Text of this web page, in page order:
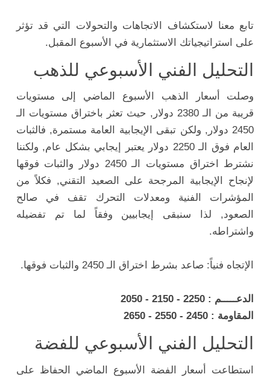
تابع معنا لاستكشاف الاتجاهات والتحولات التي قد تؤثر
على استراتيجياتك الاستثمارية في الأسبوع المقبل.
التحليل الفني الأسبوعي للذهب
وصلت أسعار الذهب الأسبوع الماضي إلى مستويات
قريبة من الـ 2380 دولار, حيث تعثر باختراق مستويات الـ
2450 دولار, ولكن تبقى الإيجابية العامة مستمرة, فالثبات
العام فوق الـ 2250 دولار يعتبر إيجابي بشكل عام, ولكننا
نشترط اختراق مستويات الـ 2450 دولار والثبات فوقها
لإنجاح الإيجابية المرجحة على الصعيد التقني, فكلاً من
المؤشرات الفنية ومعدلات التحرك تقف في صالح
الصعود, لذا سنبقى إيجابيين وفقاً لما تم تفضيله
واشتراطه.
الإتجاه فنياً: صاعد بشرط اختراق الـ 2450 والثبات فوقها.
الدعـــــم : 2250 - 2150 - 2050
المقاومة : 2450 - 2550 - 2650
التحليل الفني الأسبوعي للفضة
استطاعت أسعار الفضة الأسبوع الماضي الحفاظ على